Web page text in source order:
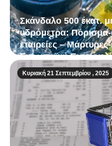
Σκάνδαλο 500 εκατ.
υδρόμετρα: Πόρισμα-
εταιρείες –
Ευρωπαϊκή
Κυριακή 21 Σεπτεμβρίου , 2025